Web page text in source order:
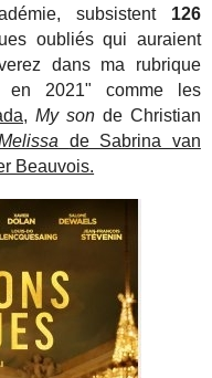
subsistent 126
oubliés qui auraient
dans ma rubrique
en 2021" comme les
, My sonde Christian
de Sabrina van
Beauvois.